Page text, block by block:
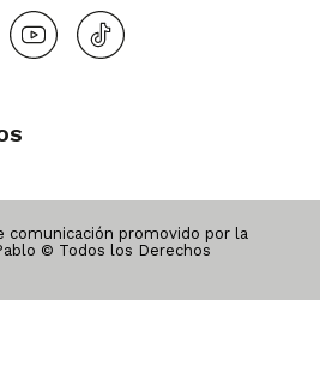
comunicación promovido por la
© Todos los Derechos